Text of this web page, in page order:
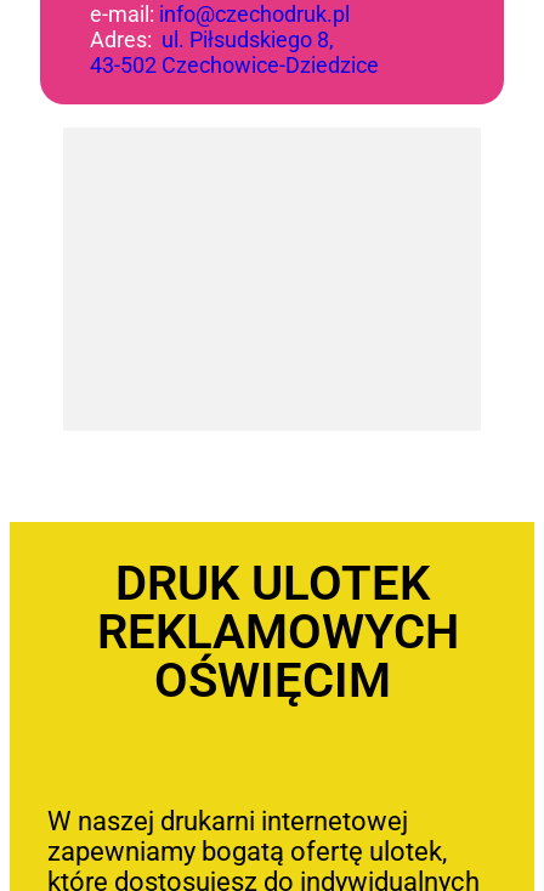
e-mail: info@czechodruk.pl
Adres: ul. Piłsudskiego 8,
43-502 Czechowice-Dziedzice
DRUK ULOTEK
REKLAMOWYCH
OŚWIĘCIM
W naszej drukarni internetowej
zapewniamy bogatą ofertę ulotek,
które dostosujesz do indywidualnych